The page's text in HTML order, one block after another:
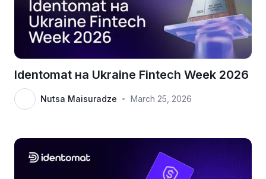
Identomat на Ukraine Fintech Week 2026
Nutsa Maisuradze • March 25, 2026